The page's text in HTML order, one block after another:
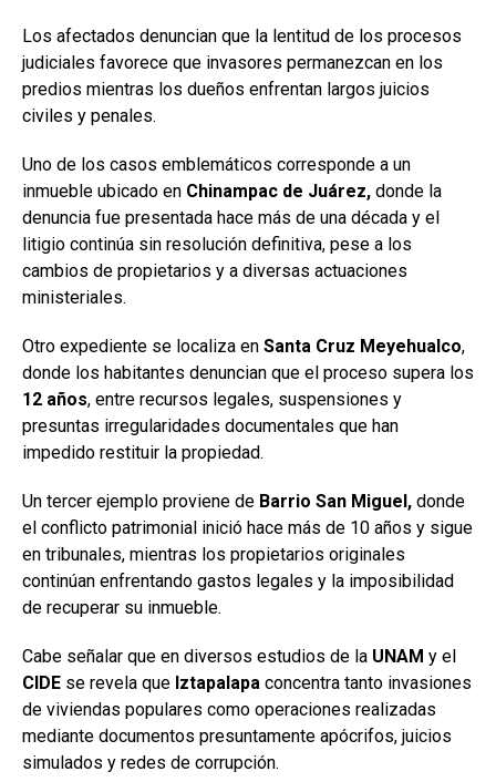
Los afectados denuncian que la lentitud de los procesos
judiciales favorece que invasores permanezcan en los
predios mientras los dueños enfrentan largos juicios
civiles y penales.
Uno de los casos emblemáticos corresponde a un
inmueble ubicado en Chinampac de Juárez, donde la
denuncia fue presentada hace más de una década y el
litigio continúa sin resolución definitiva, pese a los
cambios de propietarios y a diversas actuaciones
ministeriales.
Otro expediente se localiza en Santa Cruz Meyehualco,
donde los habitantes denuncian que el proceso supera los
12 años, entre recursos legales, suspensiones y
presuntas irregularidades documentales que han
impedido restituir la propiedad.
Un tercer ejemplo proviene de Barrio San Miguel, donde
el conflicto patrimonial inició hace más de 10 años y sigue
en tribunales, mientras los propietarios originales
continúan enfrentando gastos legales y la imposibilidad
de recuperar su inmueble.
Cabe señalar que en diversos estudios de la UNAM y el
CIDE se revela que Iztapalapa concentra tanto invasiones
de viviendas populares como operaciones realizadas
mediante documentos presuntamente apócrifos, juicios
simulados y redes de corrupción.